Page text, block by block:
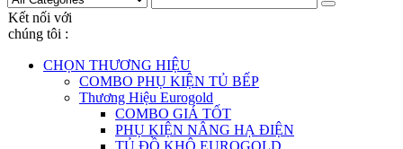
Kết nối với
chúng tôi :
CHỌN THƯƠNG HIỆU
COMBO PHỤ KIỆN TỦ BẾP
Thương Hiệu Eurogold
COMBO GIÁ TỐT
PHỤ KIỆN NÂNG HẠ ĐIỆN
TỦ ĐỒ KHÔ EUROGOLD